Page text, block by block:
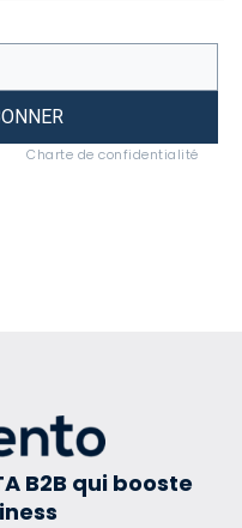
Charte de confidentialité
B2B qui booste